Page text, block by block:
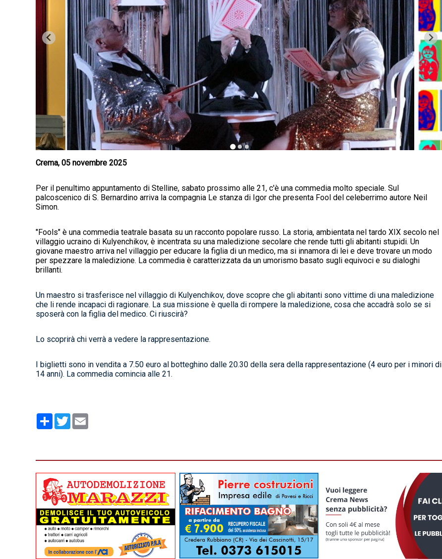
Crema, 05 novembre 2025
Per il penultimo appuntamento di Stelline, sabato prossimo alle 21, c'è una commedia molto speciale. Sul
palcoscenico di S. Bernardino arriva la compagnia Le stanza di Igor che presenta Fool del celeberrimo autore Neil
Simon.
"Fools" è una commedia teatrale basata su un racconto popolare russo. La storia, ambientata nel tardo XIX secolo nel
villaggio ucraino di Kulyenchikov, è incentrata su una maledizione secolare che rende tutti gli abitanti stupidi. Un
giovane maestro arriva nel villaggio per educare la figlia di un medico, ma si innamora di lei e deve trovare un modo
per spezzare la maledizione. La commedia è caratterizzata da un umorismo basato sugli equivoci e su dialoghi
brillanti.
Un maestro si trasferisce nel villaggio di Kulyenchikov, dove scopre che gli abitanti sono vittime di una maledizione
che li rende incapaci di ragionare. La sua missione è quella di rompere la maledizione, cosa che accadrà solo se si
sposerà con la figlia del medico. Ci riuscirà?
Lo scoprirà chi verrà a vedere la rappresentazione.
I biglietti sono in vendita a 7.50 euro al botteghino dalle 20.30 della sera della rappresentazione (4 euro per i minori di
14 anni). La commedia comincia alle 21.
Condividi
Twitter